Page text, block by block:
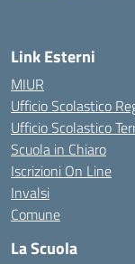
Link Esterni
MIUR
Ufficio Scolastico
Ufficio Scolastico
Scuola in Chiaro
Iscrizioni On Line
Invalsi
Comune
La Scuola